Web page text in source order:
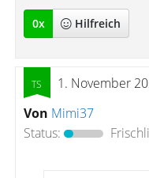
0x Hilfreich
1. November
Von Mimi37
Status: